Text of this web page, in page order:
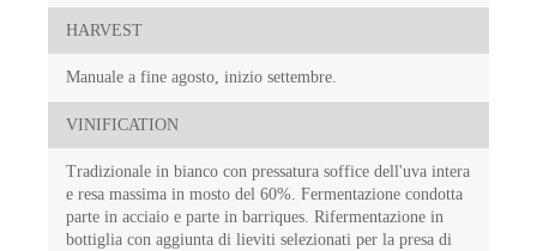
HARVEST
Manuale a fine agosto, inizio settembre.
VINIFICATION
Tradizionale in bianco con pressatura soffice dell'uva intera
e resa massima in mosto del 60%. Fermentazione condotta
parte in acciaio e parte in barriques. Rifermentazione in
bottiglia con aggiunta di lieviti selezionati per la presa di